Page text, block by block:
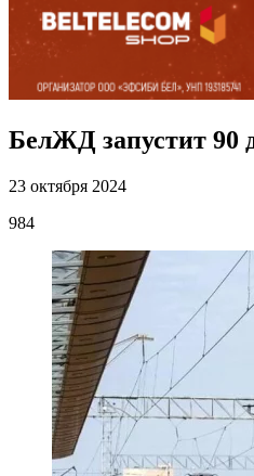
БелЖД запустит 90
23 октября 2024
984